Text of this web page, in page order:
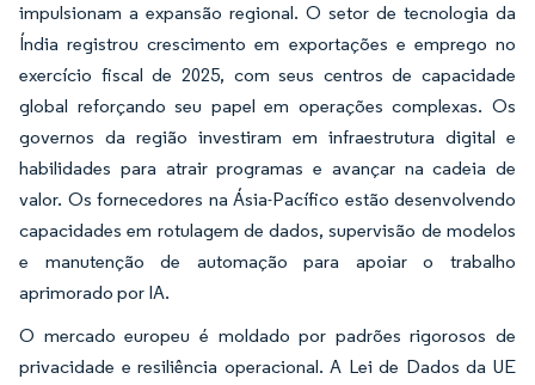
impulsionam a expansão regional. O setor de tecnologia da
Índia registrou crescimento em exportações e emprego no
exercício fiscal de 2025, com seus centros de capacidade
global reforçando seu papel em operações complexas. Os
governos da região investiram em infraestrutura digital e
habilidades para atrair programas e avançar na cadeia de
valor. Os fornecedores na Ásia-Pacífico estão desenvolvendo
capacidades em rotulagem de dados, supervisão de modelos
e manutenção de automação para apoiar o trabalho
aprimorado por IA.
O mercado europeu é moldado por padrões rigorosos de
privacidade e resiliência operacional. A Lei de Dados da UE